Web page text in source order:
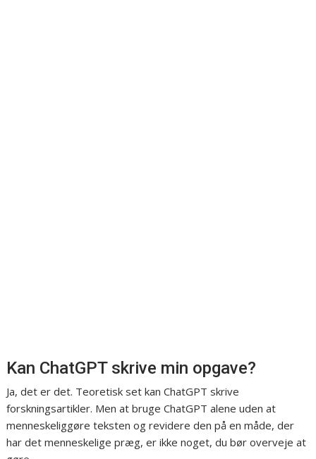
Kan ChatGPT skrive min opgave?
Ja, det er det. Teoretisk set kan ChatGPT skrive
forskningsartikler. Men at bruge ChatGPT alene uden at
menneskeliggøre teksten og revidere den på en måde, der
har det menneskelige præg, er ikke noget, du bør overveje at